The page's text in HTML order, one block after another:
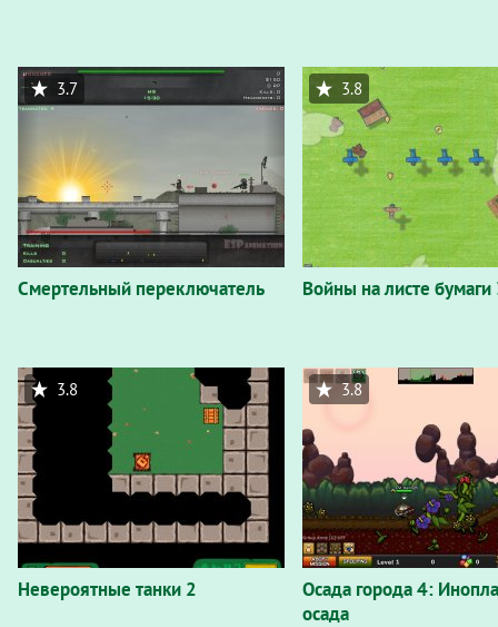
Смертельный переключатель
3.7
Войны на листе бумаги
3.8
Невероятные танки 2
3.8
Осада города 4:
осада
3.8